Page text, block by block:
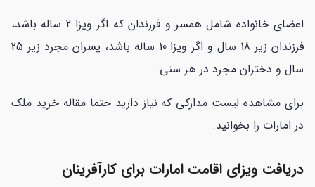
اعضای خانواده شامل همسر و فرزندان که اگر ویزا 2 ساله باشد،
فرزندان زیر 18 سال و اگر ویزا 10 ساله باشد، پسران مجرد زیر 25
سال و دختران مجرد در هر سنی.
برای مشاهده لیست مدارکی که نیاز دارید حتما مقاله خرید ملک
در امارات را بخوانید.
دریافت ویزای اقامت امارات برای کارآفرینان